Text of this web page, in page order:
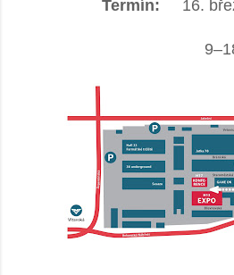
Termín: 16.
9–18